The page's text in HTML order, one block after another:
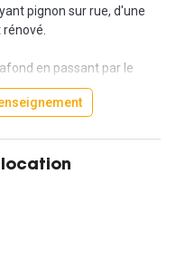
pignon sur rue, d'une
en passant par le
vous faire des petits plats
de minimum 12